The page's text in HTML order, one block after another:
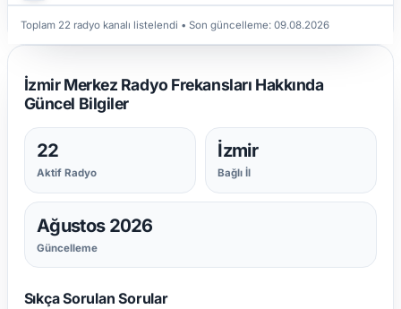
Toplam 22 radyo kanalı listelendi • Son güncelleme:09.08.2026
İzmir Merkez Radyo Frekansları Hakkında
Güncel Bilgiler
22
Aktif Radyo
İzmir
Bağlı İl
Ağustos 2026
Güncelleme
Sıkça Sorulan Sorular